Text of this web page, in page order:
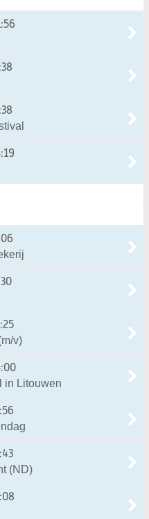
v)
in Litouwen
(ND)